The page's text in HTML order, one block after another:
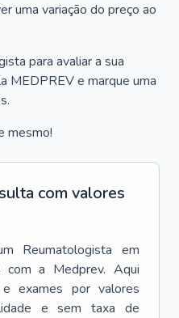
uma variação do preço ao
para avaliar a sua
MEDPREV e marque uma
mesmo!
com valores
Reumatologista em
com a Medprev. Aqui
exames por valores
e sem taxa de